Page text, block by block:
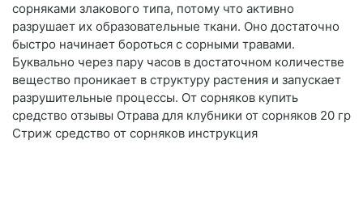
сорняками злакового типа, потому что активно
разрушает их образовательные ткани. Оно достаточно
быстро начинает бороться с сорными травами.
Буквально через пару часов в достаточном количестве
вещество проникает в структуру растения и запускает
разрушительные процессы. От сорняков купить
средство отзывы Отрава для клубники от сорняков 20 гр
Стриж средство от сорняков инструкция